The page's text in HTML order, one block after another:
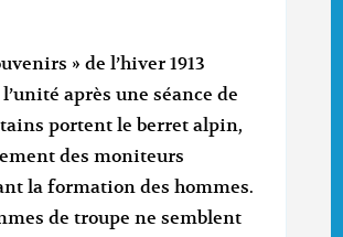
» de l’hiver 1913
après une séance de
portent le berret alpin,
des moniteurs
la formation des hommes.
de troupe ne semblent